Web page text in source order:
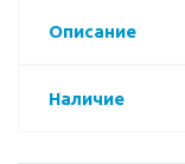
Описание
Наличие